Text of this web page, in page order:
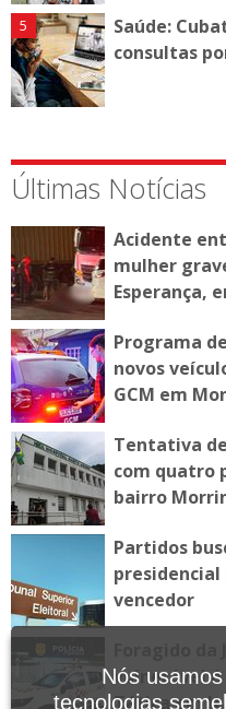
Saúde:
consultas
Últimas Notícias
Acidente
mulher
Esperança,
Programa
novos
GCM em
Tentativa
com quatro
bairro
Partidos
vencedor
vulnerável é
Tática em
Nós
tecnologias